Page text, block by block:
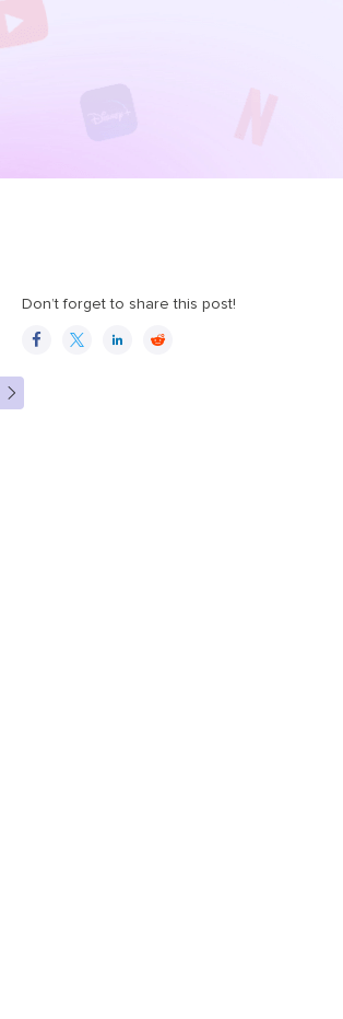
Don’t forget to share this post!
   
